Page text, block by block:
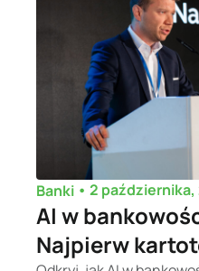
Banki • 2
AI w
Najpierw